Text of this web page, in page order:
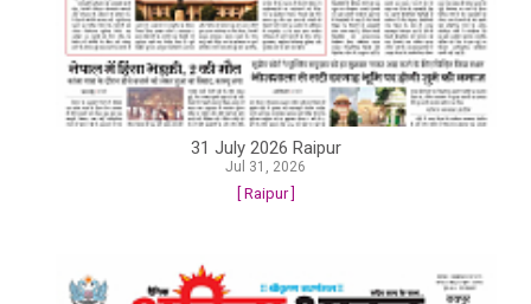
31 July 2026 Raipur
Jul 31, 2026
[ Raipur ]